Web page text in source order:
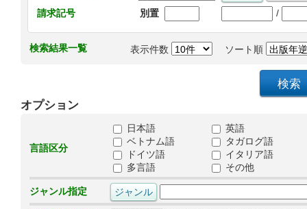
請求記号
別置 /
検索結果一覧 表示件数 ソート順
オプション
言語区分
日本語
英語
ベトナム語
タガログ語
ドイツ語
イタリア語
多言語
その他
ジャンル指定